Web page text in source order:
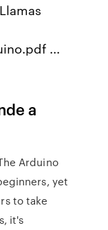
...
a
Arduino
yet
to take
it's